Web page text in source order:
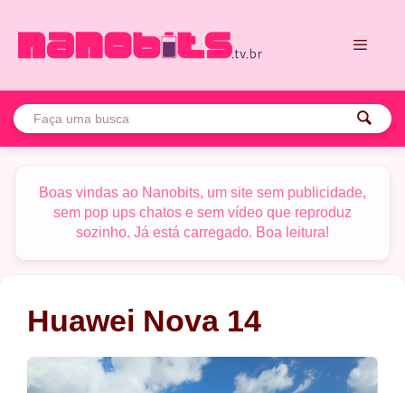
para
Boas vindas ao Nanobits, um site sem publicidade,
sem pop ups chatos e sem vídeo que reproduz
sozinho. Já está carregado. Boa leitura!
Huawei Nova 14